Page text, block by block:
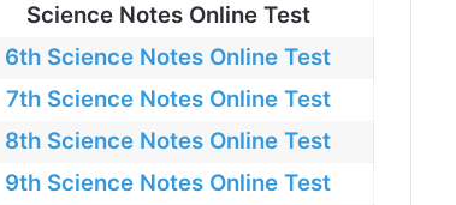
Science Notes Online Test
6th Science Notes Online Test
7th Science Notes Online Test
8th Science Notes Online Test
9th Science Notes Online Test